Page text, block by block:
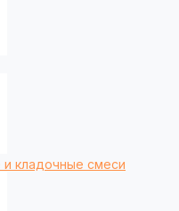
кладочные смеси